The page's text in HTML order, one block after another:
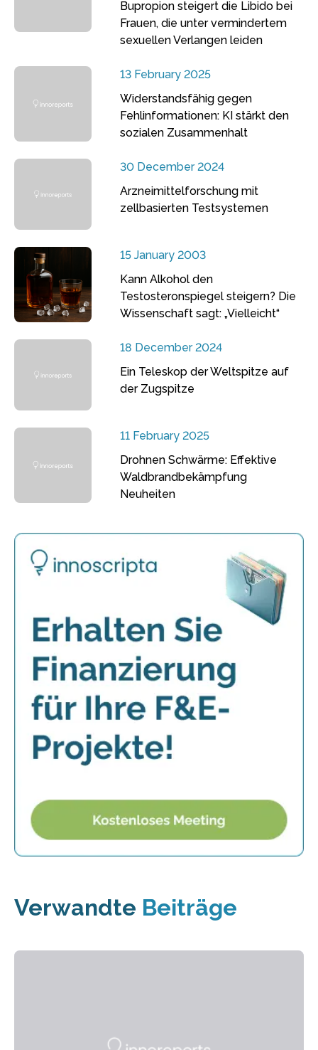
Bupropion steigert die Libido bei
Frauen, die unter vermindertem
sexuellen Verlangen leiden
13 February 2025
Widerstandsfähig gegen
Fehlinformationen: KI stärkt den
sozialen Zusammenhalt
30 December 2024
Arzneimittelforschung mit
zellbasierten Testsystemen
15 January 2003
Kann Alkohol den
Testosteronspiegel steigern? Die
Wissenschaft sagt: „Vielleicht“
18 December 2024
Ein Teleskop der Weltspitze auf
der Zugspitze
11 February 2025
Drohnen Schwärme: Effektive
Waldbrandbekämpfung
Neuheiten
Verwandte Beiträge